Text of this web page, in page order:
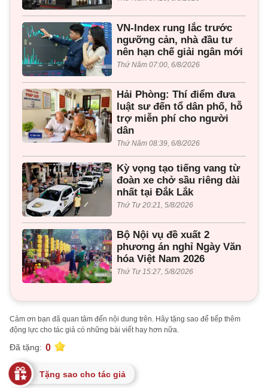
VN-Index rung lắc trước
ngưỡng cản, nhà đầu tư
nên hạn chế giải ngân mới
Thứ Năm 07:00, 6/8/2026
Hải Phòng: Thí điểm đưa
luật sư đến tổ dân phố, hỗ
trợ miễn phí cho người
dân
Thứ Năm 08:39, 6/8/2026
Kỳ vọng tạo tiếng vang từ
đoàn xe chở sầu riêng dài
nhất tại Đắk Lắk
Thứ Tư 20:21, 5/8/2026
Bộ Nội vụ đề xuất 2
phương án nghỉ Ngày Văn
hóa Việt Nam 2026
Thứ Tư 15:27, 5/8/2026
Cảm ơn bạn đã quan tâm đến nội dung trên. Hãy tặng sao để tiếp thêm
động lực cho tác giả có những bài viết hay hơn nữa.
Đã tặng: 0
Tặng sao cho tác giả